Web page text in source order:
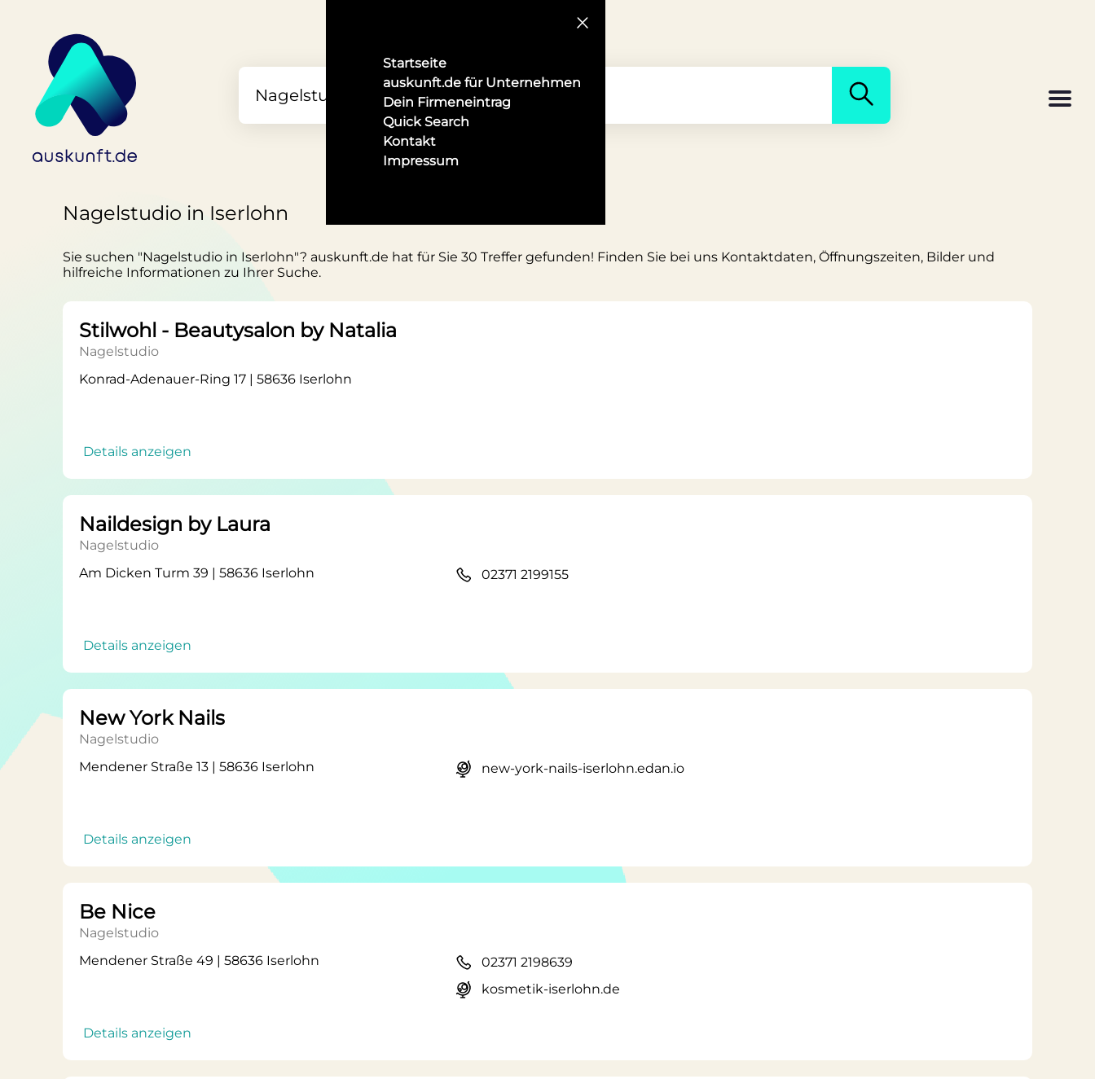
Startseite
auskunft.de für Unternehmen
Dein Firmeneintrag
Quick Search
Kontakt
Impressum
Nagelstudio in Iserlohn
Sie suchen "Nagelstudio in Iserlohn"? auskunft.de hat für Sie 30 Treffer gefunden! Finden Sie bei uns Kontaktdaten, Öffnungszeiten, Bilder und
hilfreiche Informationen zu Ihrer Suche.
Stilwohl - Beautysalon by Natalia
Nagelstudio
Konrad-Adenauer-Ring 17 | 58636 Iserlohn
Details anzeigen
Naildesign by Laura
Nagelstudio
Am Dicken Turm 39 | 58636 Iserlohn
Details anzeigen
02371 2199155
New York Nails
Nagelstudio
Mendener Straße 13 | 58636 Iserlohn
Details anzeigen
new-york-nails-iserlohn.edan.io
Be Nice
Nagelstudio
Mendener Straße 49 | 58636 Iserlohn
Details anzeigen
02371 2198639
kosmetik-iserlohn.de